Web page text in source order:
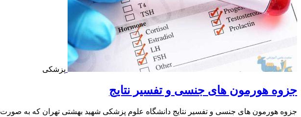
پزشکی
جزوه هورمون های جنسی و تفسیر نتایج
جزوه هورمون های جنسی و تفسیر نتایج دانشگاه علوم پزشکی شهید بهشتی تهران که به صورت PDF تهیه شده است را در…